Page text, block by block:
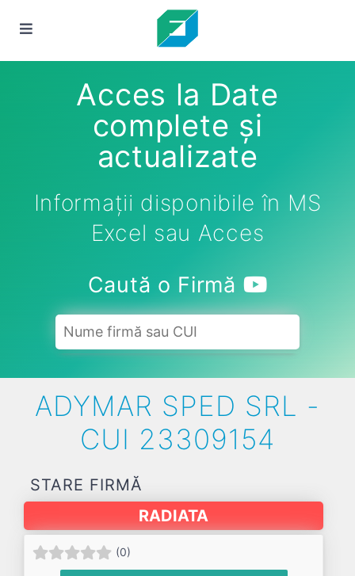
Acces la Date
complete și
actualizate
Informații disponibile în MS
Excel sau Acces
Caută o Firmă
ADYMAR SPED SRL -
CUI 23309154
STARE FIRMĂ
RADIATA
(0)